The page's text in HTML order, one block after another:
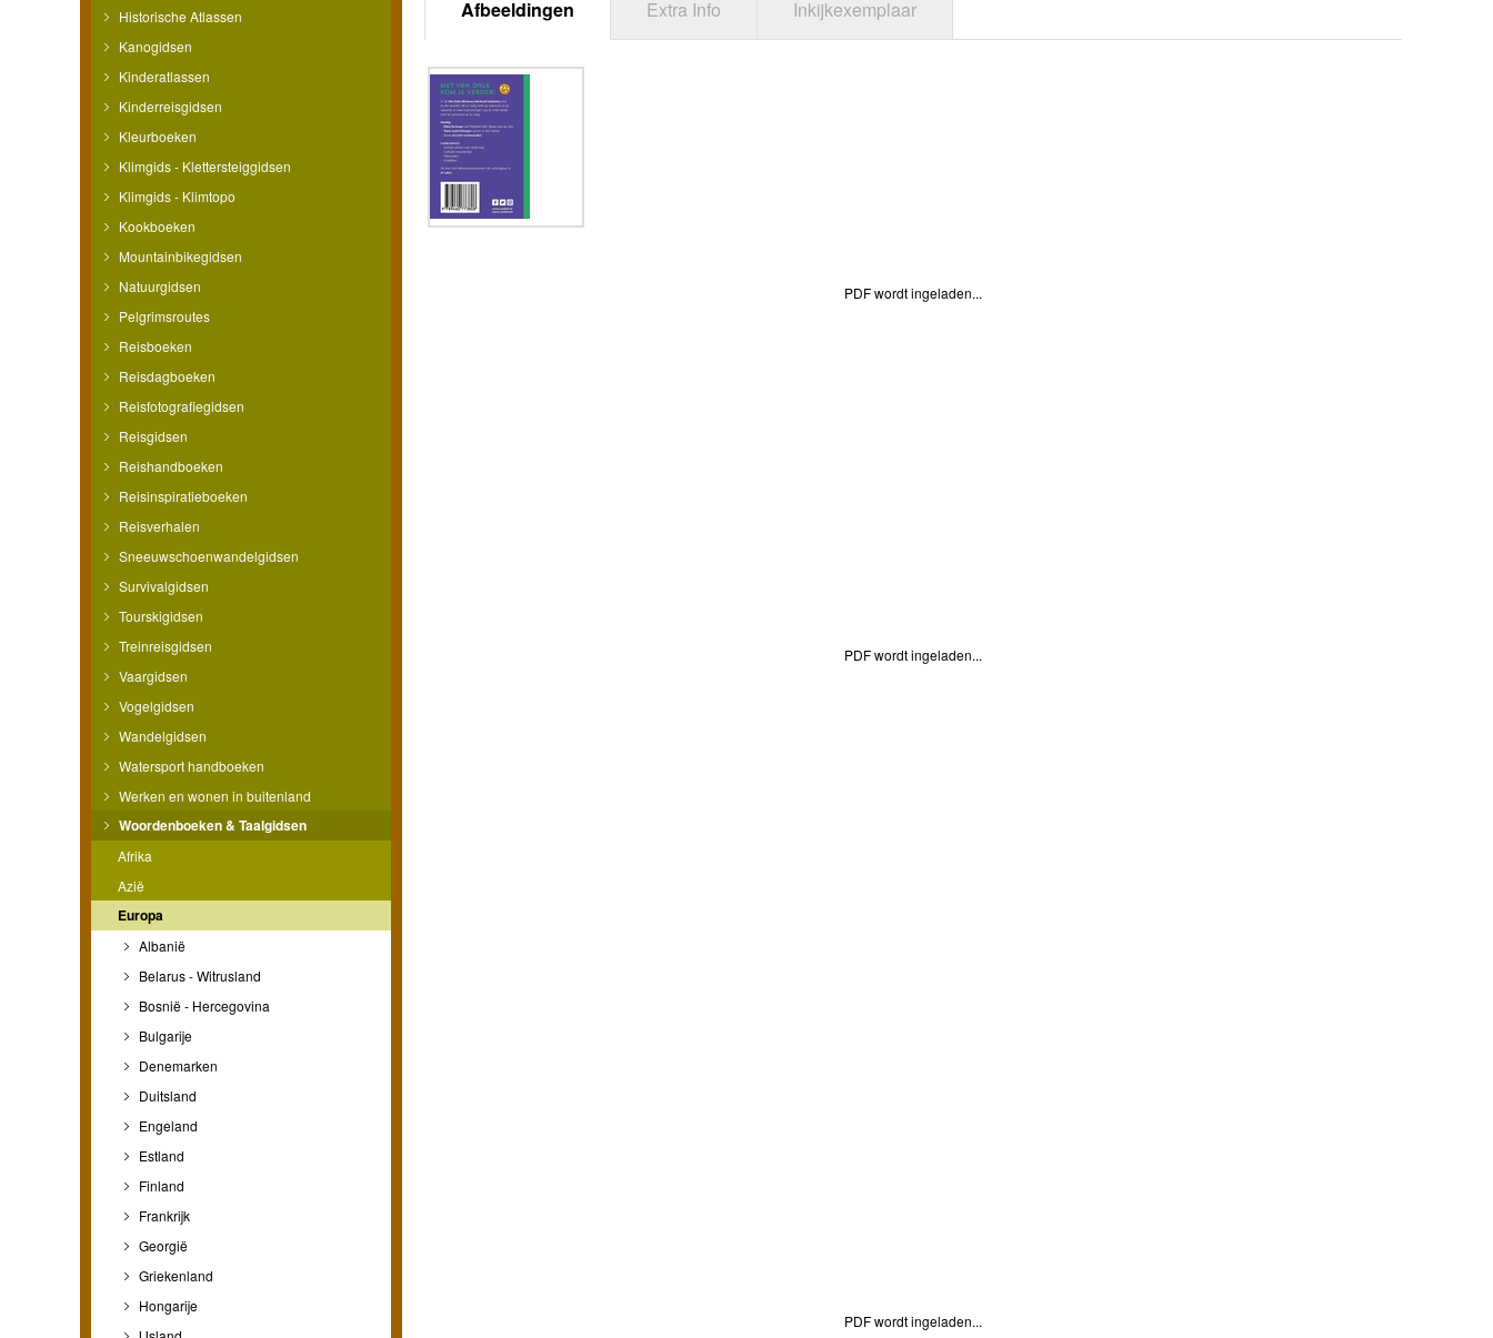
Historische Atlassen
Kanogidsen
Kinderatlassen
Kinderreisgidsen
Kleurboeken
Klimgids - Klettersteiggidsen
Klimgids - Klimtopo
Kookboeken
Mountainbikegidsen
Natuurgidsen
Pelgrimsroutes
Reisboeken
Reisdagboeken
Reisfotografiegidsen
Reisgidsen
Reishandboeken
Reisinspiratieboeken
Reisverhalen
Sneeuwschoenwandelgidsen
Survivalgidsen
Tourskigidsen
Treinreisgidsen
Vaargidsen
Vogelgidsen
Wandelgidsen
Watersport handboeken
Werken en wonen in buitenland
Woordenboeken & Taalgidsen
Afrika
Azië
Europa
Albanië
Belarus - Witrusland
Bosnië - Hercegovina
Bulgarije
Denemarken
Duitsland
Engeland
Estland
Finland
Frankrijk
Georgië
Griekenland
Hongarije
Afbeeldingen Extra Info Inkijkexemplaar
PDF wordt ingeladen...
PDF wordt ingeladen...
PDF wordt ingeladen...